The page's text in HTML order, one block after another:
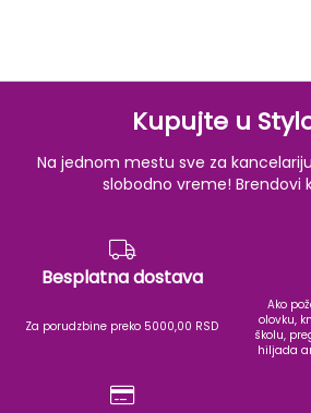
Kupujte u
Na jednom mestu sve za
slobodno vreme! Brendovi
Besplatna dostava
Za porudzbine preko 5000,00 RSD
Ako
olovku,
školu,
hiljada